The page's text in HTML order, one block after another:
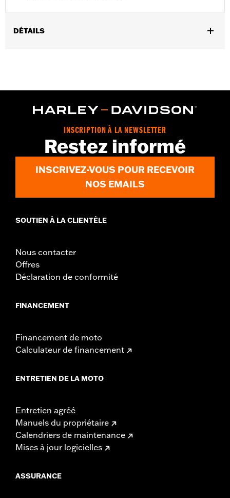
DÉTAILS
Sold In Units:Pair
End caps and installation instructions
INSCRIPTION À LA NEWSLETTER
Restez informé
INSCRIVEZ-VOUS POUR RECEVOIR
NOS EMAILS
SOUTIEN À LA CLIENTÈLE
Nous contacter
Offres
Déclaration de conformité
FINANCEMENT
Financement de moto
Calculateur de financement
ENTRETIEN DE LA MOTO
Entretien agréé
Manuels du propriétaire
Calendriers de maintenance
Mises à jour logicielles
ASSURANCE